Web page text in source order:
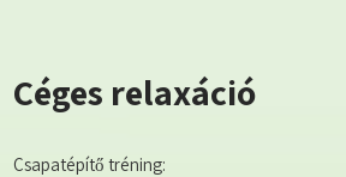
Céges relaxáció
Csapatépítő tréning: